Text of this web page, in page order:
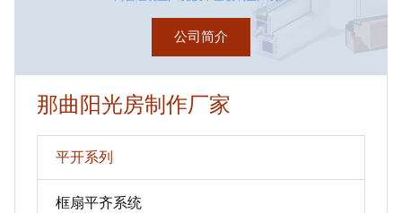
公司简介
那曲阳光房制作厂家
平开系列
框扇平齐系统